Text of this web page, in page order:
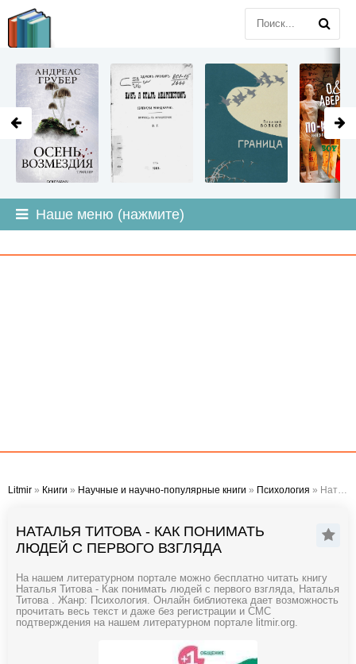
Наше меню (нажмите)
Litmir » Книги » Научные и научно-популярные книги » Психология » Наталья Титова - Как понимать людей с первого взгляда
НАТАЛЬЯ ТИТОВА - КАК ПОНИМАТЬ
ЛЮДЕЙ С ПЕРВОГО ВЗГЛЯДА
На нашем литературном портале можно бесплатно читать книгу
Наталья Титова - Как понимать людей с первого взгляда, Наталья
Титова . Жанр: Психология. Онлайн библиотека дает возможность
прочитать весь текст и даже без регистрации и СМС
подтверждения на нашем литературном портале litmir.org.
LITMIR.ORG